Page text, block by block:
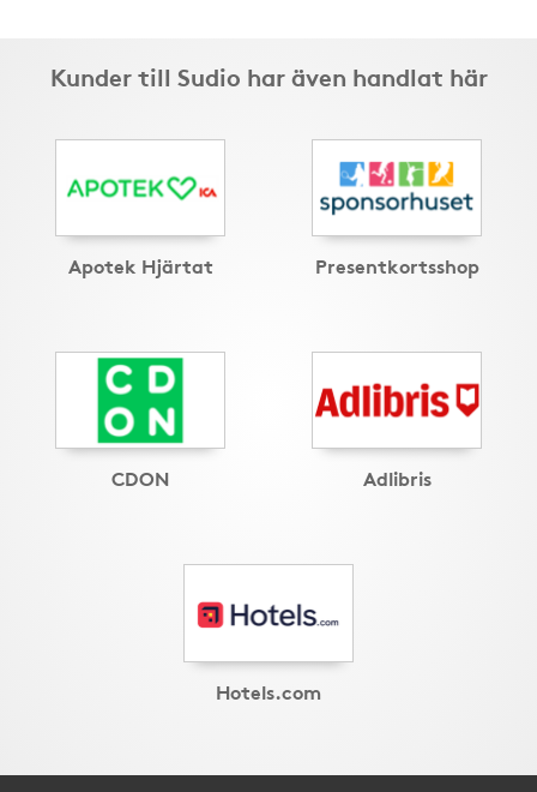
Kunder till Sudio har även handlat här
Apotek Hjärtat Presentkortsshop
CDON Adlibris
Hotels.com